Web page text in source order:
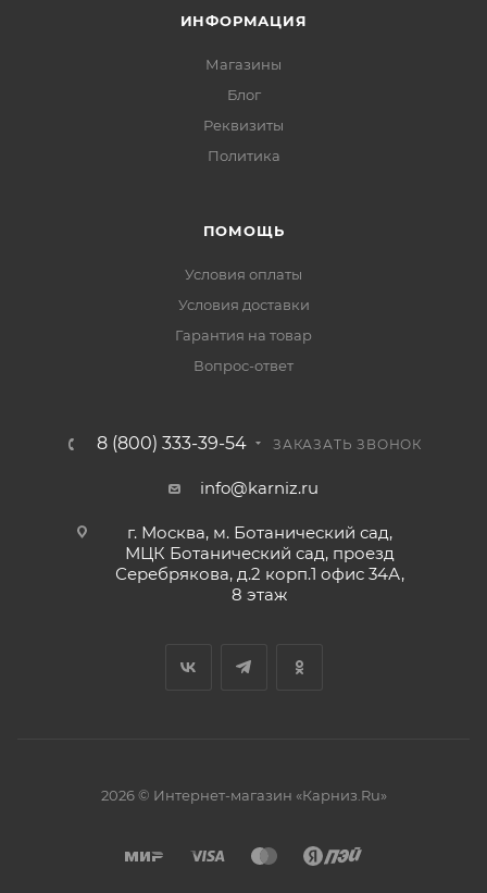
ИНФОРМАЦИЯ
Магазины
Блог
Реквизиты
Политика
ПОМОЩЬ
Условия оплаты
Условия доставки
Гарантия на товар
Вопрос-ответ
8 (800) 333-39-54 ЗАКАЗАТЬ ЗВОНОК
info@karniz.ru
г. Москва, м. Ботанический сад,
МЦК Ботанический сад, проезд
Серебрякова, д.2 корп.1 офис 34А,
8 этаж
2026 © Интернет-магазин «Карниз.Ru»